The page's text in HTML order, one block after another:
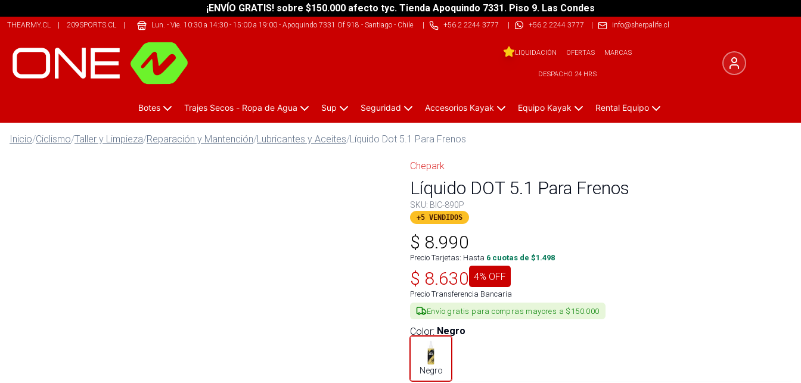
¡ENVÍO GRATIS! sobre $150.000 afecto tyc. Tienda Apoquindo 7331. Piso 9. Las Condes
THEARMY.CL | 209SPORTS.CL | THERIDERLAB.CL
Lun. - Vie. 10:30 a 14:30 - 15:00 a 19:00- Apoquindo 7331 Of 918 - Santiago - Chile| +56 2 2244 3777 | +56 2 2244 3777 | info@sherpalife.cl
LIQUIDACIÓN OFERTAS MARCAS
DESPACHO 24 HRS
Botes Trajes Secos - Ropa de Agua Sup Seguridad Accesorios Kayak Equipo Kayak Rental Equipo
Inicio/Ciclismo/Taller y Limpieza/Reparación y Mantención/Lubricantes y Aceites/Líquido Dot 5.1 Para Frenos
Chepark
Líquido DOT 5.1 Para Frenos
SKU: BIC-890P
+5 VENDIDOS
$ 8.990
Precio Tarjetas: Hasta 6 cuotas de $1.498
$ 8.630 4% OFF
Precio Transferencia Bancaria
Envío gratis para compras mayores a $150.000
Color: Negro
Negro